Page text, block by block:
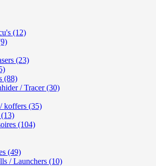
(12)
(23)
(88)
/ Tracer (30)
koffers (35)
(104)
(49)
/ Launchers (10)